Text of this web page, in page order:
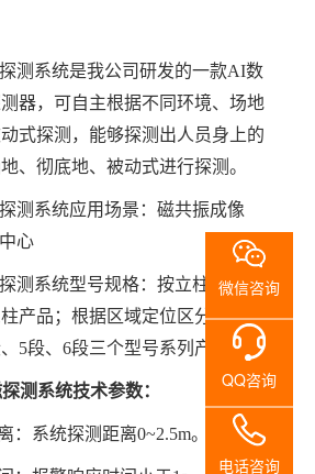
测系统是我公司研发的一款AI数
器，可自主根据不同环境、场地
式探测，能够探测出人员身上的
、彻底地、被动式进行探测。
测系统应用场景：磁共振成像
心
测系统型号规格：按立柱数量分
产品；根据区域定位区分，共设
5段、6段三个型号系列产品。
测系统技术参数：
：系统探测距离0~2.5m。
微信咨询
QQ咨询
电话咨询